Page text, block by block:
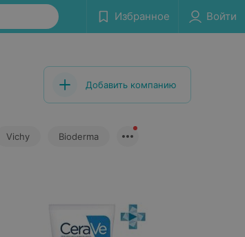
Избранное Войти
Добавить компанию
Vichy Bioderma